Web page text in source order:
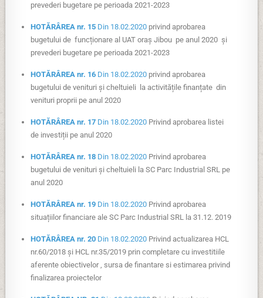
prevederi bugetare pe perioada 2021-2023
HOTĂRÂREA nr. 15 Din 18.02.2020 privind aprobarea
bugetului de funcționare al UAT oraș Jibou pe anul 2020 și
prevederi bugetare pe perioada 2021-2023
HOTĂRÂREA nr. 16 Din 18.02.2020 privind aprobarea
bugetului de venituri și cheltuieli la activitățile finanțate din
venituri proprii pe anul 2020
HOTĂRÂREA nr. 17 Din 18.02.2020 Privind aprobarea listei
de investiții pe anul 2020
HOTĂRÂREA nr. 18 Din 18.02.2020 Privind aprobarea
bugetului de venituri și cheltuieli la SC Parc Industrial SRL pe
anul 2020
HOTĂRÂREA nr. 19 Din 18.02.2020 Privind aprobarea
situațiilor financiare ale SC Parc Industrial SRL la 31.12. 2019
HOTĂRÂREA nr. 20 Din 18.02.2020 Privind actualizarea HCL
nr.60/2018 și HCL nr.35/2019 prin completare cu investitiile
aferente obiectivelor , sursa de finantare si estimarea privind
finalizarea proiectelor